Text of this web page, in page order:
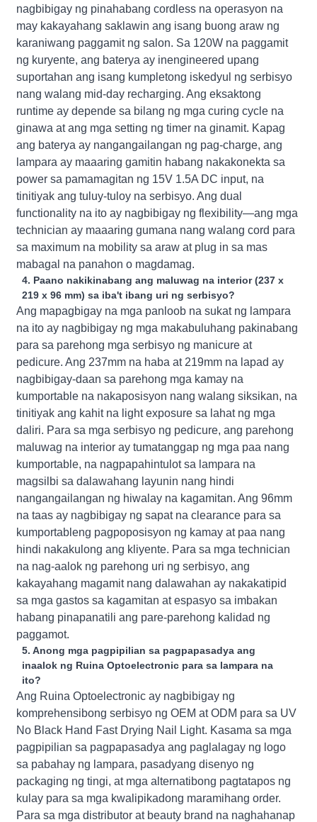
nagbibigay ng pinahabang cordless na operasyon na
may kakayahang saklawin ang isang buong araw ng
karaniwang paggamit ng salon. Sa 120W na paggamit
ng kuryente, ang baterya ay inengineered upang
suportahan ang isang kumpletong iskedyul ng serbisyo
nang walang mid-day recharging. Ang eksaktong
runtime ay depende sa bilang ng mga curing cycle na
ginawa at ang mga setting ng timer na ginamit. Kapag
ang baterya ay nangangailangan ng pag-charge, ang
lampara ay maaaring gamitin habang nakakonekta sa
power sa pamamagitan ng 15V 1.5A DC input, na
tinitiyak ang tuluy-tuloy na serbisyo. Ang dual
functionality na ito ay nagbibigay ng flexibility—ang mga
technician ay maaaring gumana nang walang cord para
sa maximum na mobility sa araw at plug in sa mas
mabagal na panahon o magdamag.
4. Paano nakikinabang ang maluwag na interior (237 x
219 x 96 mm) sa iba't ibang uri ng serbisyo?
Ang mapagbigay na mga panloob na sukat ng lampara
na ito ay nagbibigay ng mga makabuluhang pakinabang
para sa parehong mga serbisyo ng manicure at
pedicure. Ang 237mm na haba at 219mm na lapad ay
nagbibigay-daan sa parehong mga kamay na
kumportable na nakaposisyon nang walang siksikan, na
tinitiyak ang kahit na light exposure sa lahat ng mga
daliri. Para sa mga serbisyo ng pedicure, ang parehong
maluwag na interior ay tumatanggap ng mga paa nang
kumportable, na nagpapahintulot sa lampara na
magsilbi sa dalawahang layunin nang hindi
nangangailangan ng hiwalay na kagamitan. Ang 96mm
na taas ay nagbibigay ng sapat na clearance para sa
kumportableng pagpoposisyon ng kamay at paa nang
hindi nakakulong ang kliyente. Para sa mga technician
na nag-aalok ng parehong uri ng serbisyo, ang
kakayahang magamit nang dalawahan ay nakakatipid
sa mga gastos sa kagamitan at espasyo sa imbakan
habang pinapanatili ang pare-parehong kalidad ng
paggamot.
5. Anong mga pagpipilian sa pagpapasadya ang
inaalok ng Ruina Optoelectronic para sa lampara na
ito?
Ang Ruina Optoelectronic ay nagbibigay ng
komprehensibong serbisyo ng OEM at ODM para sa UV
No Black Hand Fast Drying Nail Light. Kasama sa mga
pagpipilian sa pagpapasadya ang paglalagay ng logo
sa pabahay ng lampara, pasadyang disenyo ng
packaging ng tingi, at mga alternatibong pagtatapos ng
kulay para sa mga kwalipikadong maramihang order.
Para sa mga distributor at beauty brand na naghahanap